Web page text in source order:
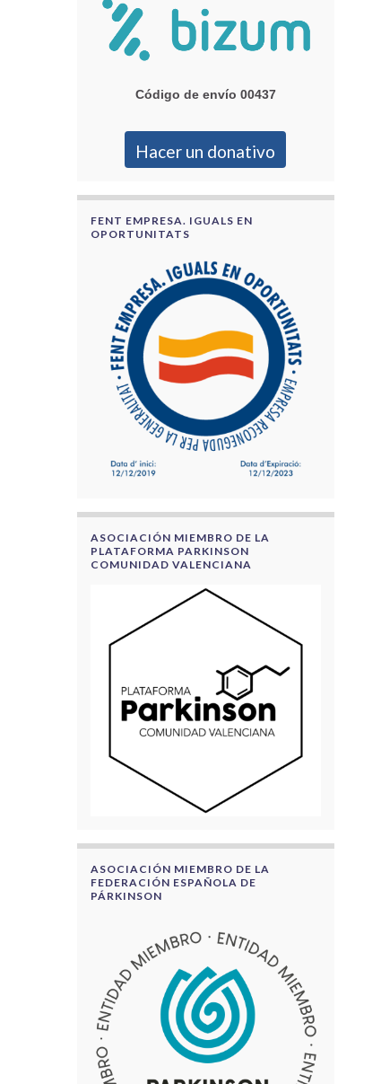
Código de envío 00437
Hacer un donativo
FENT EMPRESA. IGUALS EN
OPORTUNITATS
ASOCIACIÓN MIEMBRO DE LA
PLATAFORMA PARKINSON
COMUNIDAD VALENCIANA
ASOCIACIÓN MIEMBRO DE LA
FEDERACIÓN ESPAÑOLA DE
PÁRKINSON